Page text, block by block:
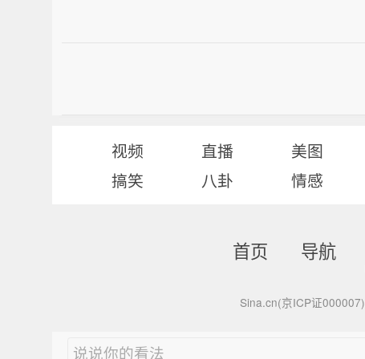
视频 直播 美图
搞笑
八卦 情感
首页 导航
Sina.cn(京ICP证000007)
说说你的看法